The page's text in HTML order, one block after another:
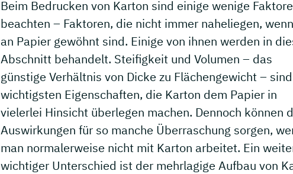
Beim Bedrucken von Karton sind einige wenige
beachten – Faktoren, die nicht immer naheliegen,
an Papier gewöhnt sind. Einige von ihnen werden in
Abschnitt behandelt. Steifigkeit und Volumen – das
günstige Verhältnis von Dicke zu Flächengewicht –
wichtigsten Eigenschaften, die Karton dem Papier in
vielerlei Hinsicht überlegen machen. Dennoch können
Auswirkungen für so manche Überraschung sorgen,
man normalerweise nicht mit Karton arbeitet. Ein
wichtiger Unterschied ist der mehrlagige Aufbau von